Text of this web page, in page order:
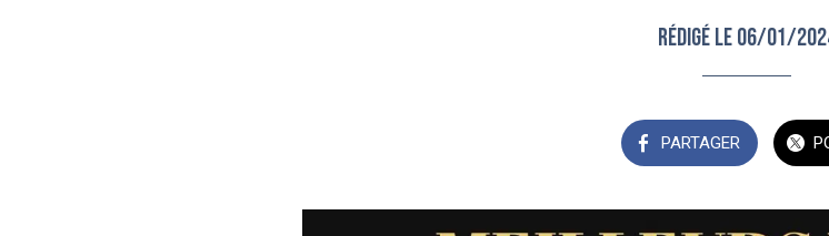
Rédigé le 06/01/
PARTAGER